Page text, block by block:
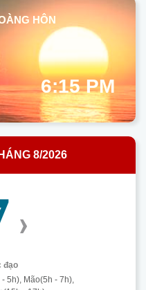
HÔN
6:15 PM
8/2026
›
đạo
5h), Mão(5h - 7h),